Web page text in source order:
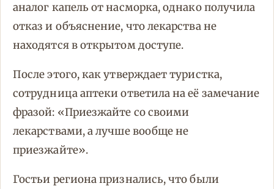
аналог капель от насморка, однако получила
отказ и объяснение, что лекарства не
находятся в открытом доступе.
После этого, как утверждает туристка,
сотрудница аптеки ответила на её замечание
фразой: «Приезжайте со своими
лекарствами, а лучше вообще не
приезжайте».
Гостьи региона признались, что были